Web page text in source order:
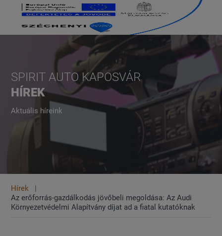
SPIRIT AUTO KAPOSVÁR
HÍREK
Aktuális híreink
Hírek
Az erőforrás-gazdálkodás jövőbeli megoldása: Az Audi
Környezetvédelmi Alapítvány díjat ad a fiatal kutatóknak